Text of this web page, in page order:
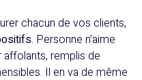
chacun de vos clients,
. Personne n’aime
remplis de
Il en va de même